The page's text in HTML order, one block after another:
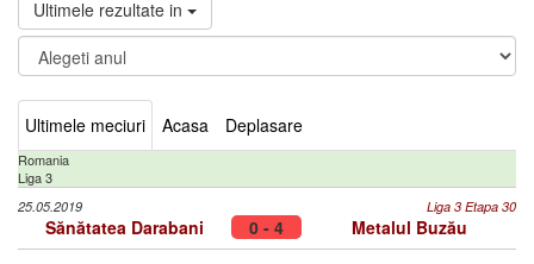
Ultimele rezultate in
Ultimele meciuri Acasa Deplasare
Romania
Liga 3
25.05.2019 Liga 3 Etapa 30
Sănătatea Darabani 0 - 4 Metalul Buzău